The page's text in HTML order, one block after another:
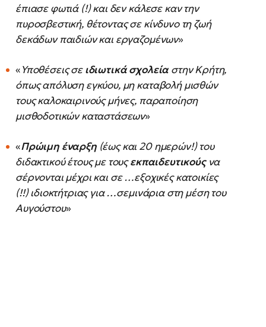
έπιασε φωτιά (!) και δεν κάλεσε καν την
πυροσβεστική, θέτοντας σε κίνδυνο τη ζωή
δεκάδων παιδιών και εργαζομένων»
«Υποθέσεις σειδιωτικά σχολείαστην Κρήτη,
όπως απόλυση εγκύου, μη καταβολή μισθών
τους καλοκαιρινούς μήνες, παραποίηση
μισθοδοτικών καταστάσεων»
«Πρώιμη έναρξη(έως και 20 ημερών!) του
διδακτικού έτους με τουςεκπαιδευτικούςνα
σέρνονται μέχρι και σε …εξοχικές κατοικίες
(!!) ιδιοκτήτριας για …σεμινάρια στη μέση του
Αυγούστου»